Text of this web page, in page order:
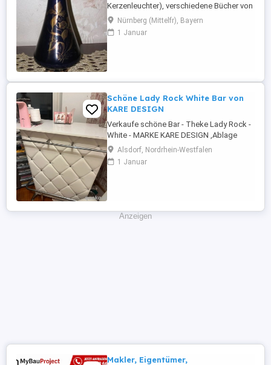
Kerzenleuchter), verschiedene Bücher von
Kinder- und Geschichtsbüchern über Karl
May bis Militaria, Cobalt Vase, Damen und
Herrenhüte zu verkaufen. Alles in sehr
Nürnberg (Mittelfr), Bayern
1 Januar
Schöne Lady Rock White Bar von
KARE DESIGN
Verkaufe schöne Bar - Theke Lady Rock -
White - MARKE KARE DESIGN ,Ablage
oben und Stauraum in Hochglanz weiss
,ich hab sie in mein Nagelstudio
verwendet natürlich kann man sie auch für
Alsdorf, Nordrhein-Westfalen
1 Januar
Anzeigen
Makler, Eigentümer,